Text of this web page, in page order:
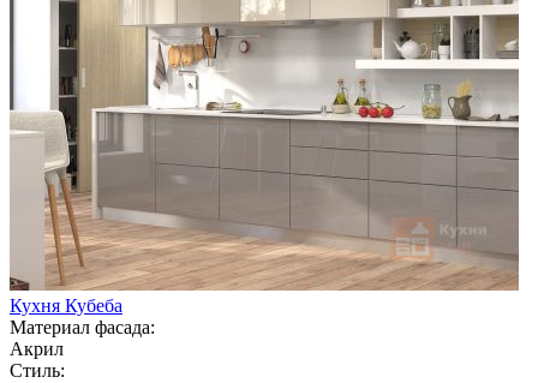
Кухня Кубеба
Материал фасада:
Акрил
Стиль: